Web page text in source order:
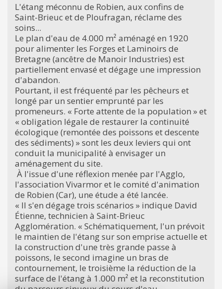
L'étang méconnu de Robien, aux confins de
Saint-Brieuc et de Ploufragan, réclame des
soins...
Le plan d'eau de 4.000 m² aménagé en 1920
pour alimenter les Forges et Laminoirs de
Bretagne (ancêtre de Manoir Industries) est
partiellement envasé et dégage une impression
d'abandon.
Pourtant, il est fréquenté par les pêcheurs et
longé par un sentier emprunté par les
promeneurs. « Forte attente de la population » et
« obligation légale de restaurer la continuité
écologique (remontée des poissons et descente
des sédiments) » sont les deux leviers qui ont
conduit la municipalité à envisager un
aménagement du site.
À l'issue d'une réflexion menée par l'Agglo,
l'association Vivarmor et le comité d'animation
de Robien (Car), une étude a été lancée.
« Il s'en dégage trois scénarios » indique David
Étienne, technicien à Saint-Brieuc
Agglomération. « Schématiquement, l'un prévoit
le maintien de l'étang sur son emprise actuelle et
la construction d'une très grande passe à
poissons, le second imagine un bras de
contournement, le troisième la réduction de la
surface de l'étang à 1.000 m² et la reconstitution